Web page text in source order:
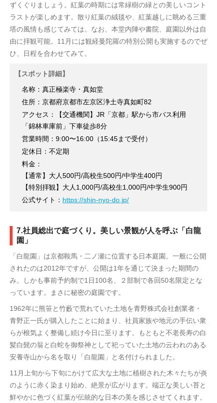
ずくぐりましょう。紅葉の時期には常緑樹の緑との美しいコント
ラストが楽しめます。散り紅葉の絨毯や、紅葉越しに眺める三重
塔の風情も感じてみては。なお、本堂内陣や書院、庭園以外は自
由に拝観可能。11月には観経曼陀羅の特別公開も実施するのでぜ
ひ、日程を合わせてみて。
【スポット詳細】
名称：真正極楽寺・真如堂
住所：京都府京都市左京区浄土寺真如町82
アクセス：【交通機関】JR「京都」駅から市バス利用
「錦林車庫前」下車徒歩8分
営業時間：9:00〜16:00（15:45まで受付）
定休日：不定期
料金：
【通常】大人500円/高校生500円/中学生400円
【特別拝観】大人1,000円/高校生1,000円/中学生900円
公式サイト： https://shin-nyo-do.jp/
7.社員総出で庭づくり。美しい景観が人を呼ぶ「白龍
園」
「白龍園」は京都鞍馬・二ノ瀬に位置する日本庭園。一般に公開
されたのは2012年ですが、公開は1年を通じて決まった期間の
み。しかも事前予約制で1日100名、２部制で各回50名限定とな
っています。まさに秘密の庭園です。
1962年に熊笹と竹藪で荒れていた土地を青野株式会社創業者・
青野正一氏が購入したことに始まり、社員家族や地元の手伝い衆
らが根気よく整備し続け今日に至ります。もともと不老長寿の白
髪白髭の翁と白蛇を御祭神として祀っていた土地の云われのある
安養寺山から名を取り「白龍園」と名付けられました。
11月上旬から下旬にかけて広大な土地に植樹された木々たちが炎
のように赤く染まり始め、絶景が広がります。端正な美しい苔と
鮮やかに色づく紅葉が伝統的な日本の美を感じさせてくれます。